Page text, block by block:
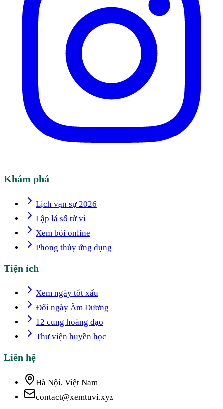
Khám phá
Lịch vạn sự 2026
Lập lá số tử vi
Xem bói online
Phong thủy ứng dụng
Tiện ích
Xem ngày tốt xấu
Đổi ngày Âm Dương
12 cung hoàng đạo
Thư viện huyền học
Liên hệ
Hà Nội, Việt Nam
contact@xemtuvi.xyz